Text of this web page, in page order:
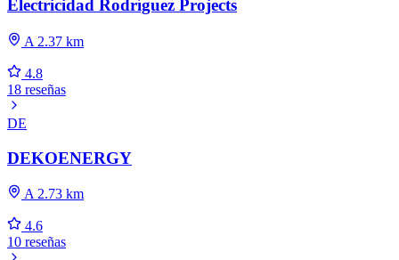
Electricidad Rodríguez Projects
A 2.37 km
4.8
18 reseñas
DE
DEKOENERGY
A 2.73 km
4.6
10 reseñas